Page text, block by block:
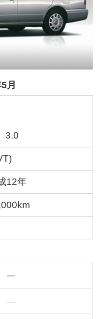
月
3.0
12年
―
―